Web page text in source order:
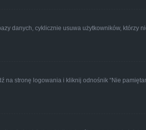
danych, cyklicznie usuwa użytkowników, którzy
stronę logowania i kliknij odnośnik “Nie